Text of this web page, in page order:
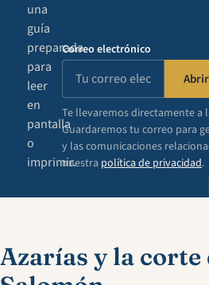
una
guía
preparada
para
leer
en
pantalla
o
imprimir.
Correo electrónico
Te llevaremos directamente a
Guardaremos tu correo para
y las comunicaciones
nuestra política de privacidad.
Azarías y la corte